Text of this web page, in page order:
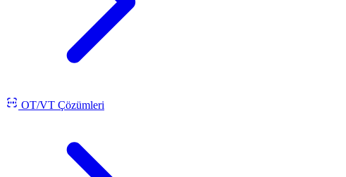
OT/VT Çözümleri